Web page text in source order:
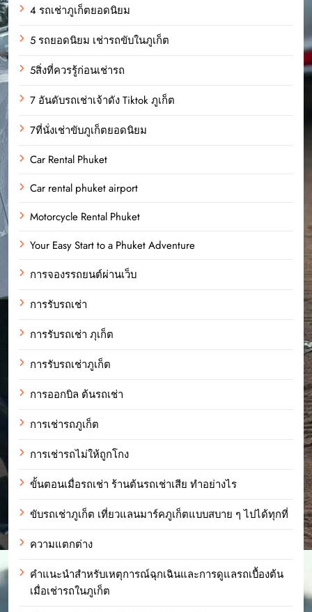
4 รถเช่าภูเก็ตยอดนิยม
5 รถยอดนิยม เช่ารถขับในภูเก็ต
5สิ่งที่ควรรู้ก่อนเช่ารถ
7 อันดับรถเช่าเจ้าดัง Tiktok ภูเก็ต
7ที่นั่งเช่าขับภูเก็ตยอดนิยม
Car Rental Phuket
Car rental phuket airport
Motorcycle Rental Phuket
Your Easy Start to a Phuket Adventure
การจองรรถยนต์ผ่านเว็บ
การรับรถเช่า
การรับรถเช่า ภุเก็ต
การรับรถเช่าภูเก็ต
การออกบิล ต้นรถเช่า
การเช่ารถภูเก็ต
การเช่ารถไม่ให้ถูกโกง
ขั้นตอนเมื่อรถเช่า ร้านต้นรถเช่าเสีย ทำอย่างไร
ขับรถเช่าภูเก็ต เที่ยวแลนมาร์คภูเก็ตแบบสบาย ๆ ไปได้ทุกที่
ความแตกต่าง
คำแนะนำสำหรับเหตุการณ์ฉุกเฉินและการดูแลรถเบื้องต้น
เมื่อเช่ารถในภูเก็ต